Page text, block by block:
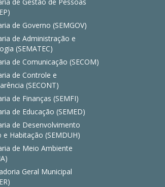
de Governo (SEMGOV)
de Administração e
(SEMATEC)
de Comunicação (SECOM)
de Controle e
(SECONT)
de Finanças (SEMFI)
de Educação (SEMED)
de Desenvolvimento
e Habitação (SEMDUH)
de Meio Ambiente
Geral Municipal